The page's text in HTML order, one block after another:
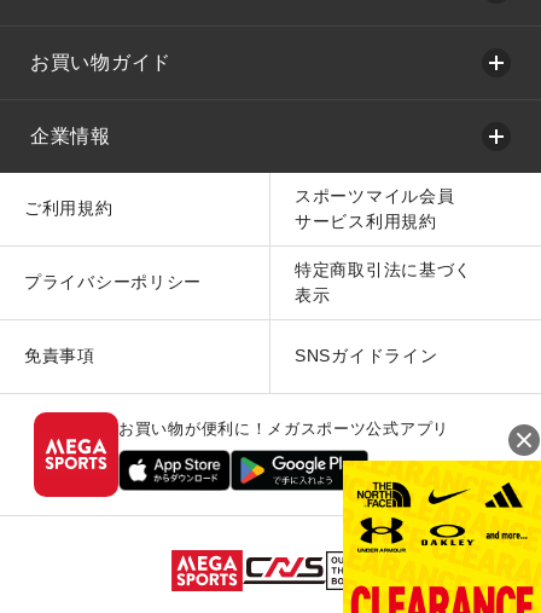
お買い物ガイド
企業情報
ご利用規約
スポーツマイル会員
サービス利用規約
プライバシーポリシー
特定商取引法に基づく
表示
免責事項 SNSガイドライン
お買い物が便利に！メガスポーツ公式アプリ